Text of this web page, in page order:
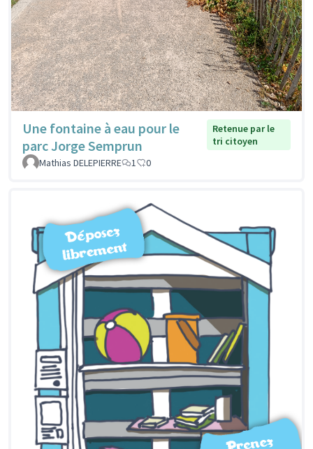
Une fontaine à eau pour le
parc Jorge Semprun
Retenue par le
tri citoyen
Mathias DELEPIERRE
1 0